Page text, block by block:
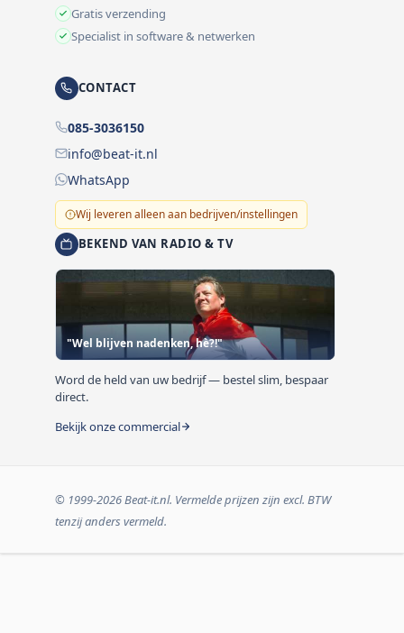
Gratis verzending
Specialist in software & netwerken
CONTACT
085-3036150
info@beat-it.nl
WhatsApp
Wij leveren alleen aan bedrijven/instellingen
BEKEND VAN RADIO & TV
"Wel blijven nadenken, hè?!"
Word de held van uw bedrijf — bestel slim, bespaar
direct.
Bekijk onze commercial
© 1999-2026 Beat-it.nl. Vermelde prijzen zijn excl. BTW
tenzij anders vermeld.